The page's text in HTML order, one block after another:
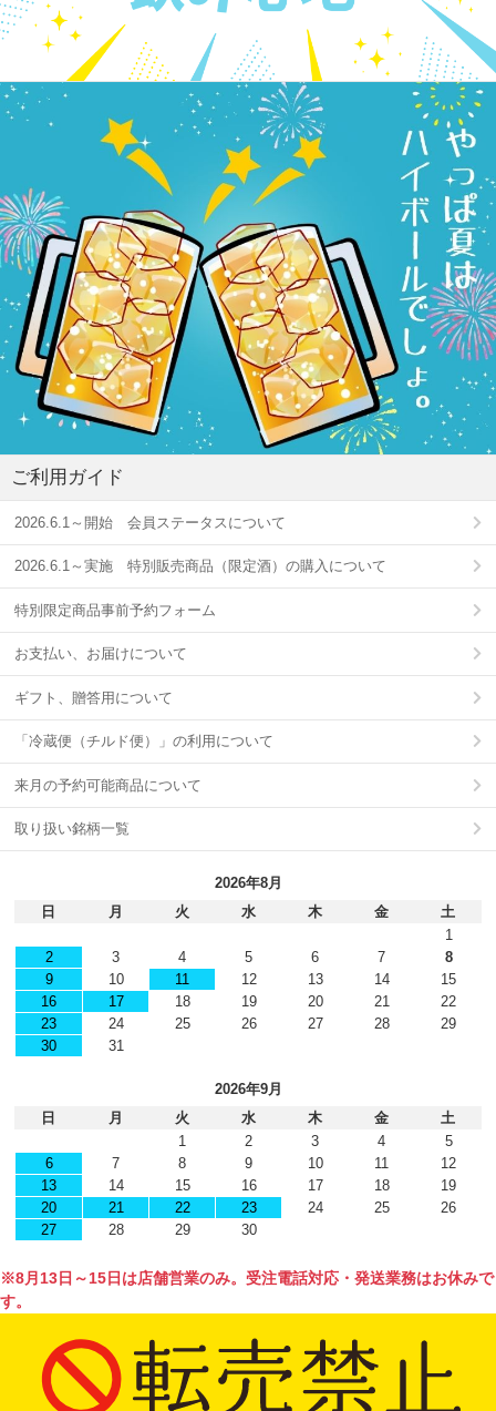
ご利用ガイド
2026.6.1～開始 会員ステータスについて
2026.6.1～実施 特別販売商品（限定酒）の購入について
特別限定商品事前予約フォーム
お支払い、お届けについて
ギフト、贈答用について
「冷蔵便（チルド便）」の利用について
来月の予約可能商品について
取り扱い銘柄一覧
2026年8月
日
月 火 水 木 金
土
1
2
3 4 5 6 7
8
9
10 11 12 13 14
15
16
17 18 19 20 21
22
23
24 25 26 27 28
29
30
31
2026年9月
日
月 火 水 木 金
土
1
2 3 4
5
6
7 8 9 10 11
12
13
14 15 16 17 18
19
20
21 22 23 24 25
26
27
28 29 30
※8月13日～15日は店舗営業のみ。受注電話対応・発送業務はお休みで
す。